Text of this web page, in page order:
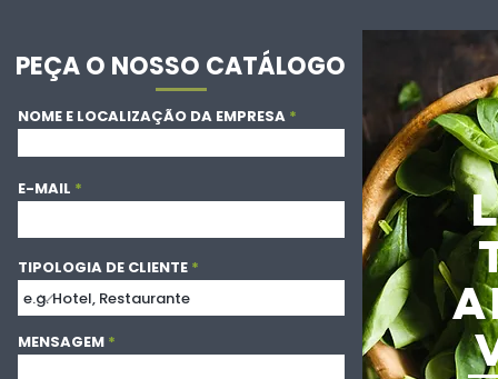
PEÇA O NOSSO CATÁLOGO
NOME E LOCALIZAÇÃO DA EMPRESA
E-MAIL
TIPOLOGIA DE CLIENTE
MENSAGEM